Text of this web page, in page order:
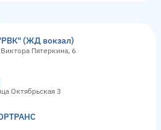
(ЖД вокзал)
Пятеркина, 6
Октябрьская 3